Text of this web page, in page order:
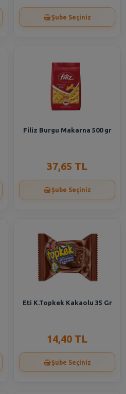
Şube Seçiniz
Filiz Burgu Makarna 500 gr
37,65 TL
Şube Seçiniz
Eti K.Topkek Kakaolu 35 Gr
14,40 TL
Şube Seçiniz